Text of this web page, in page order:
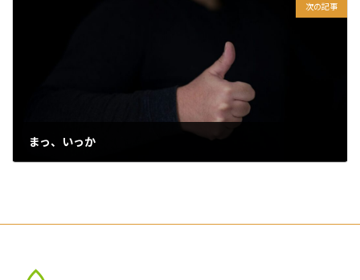
次の記事
まっ、いっか